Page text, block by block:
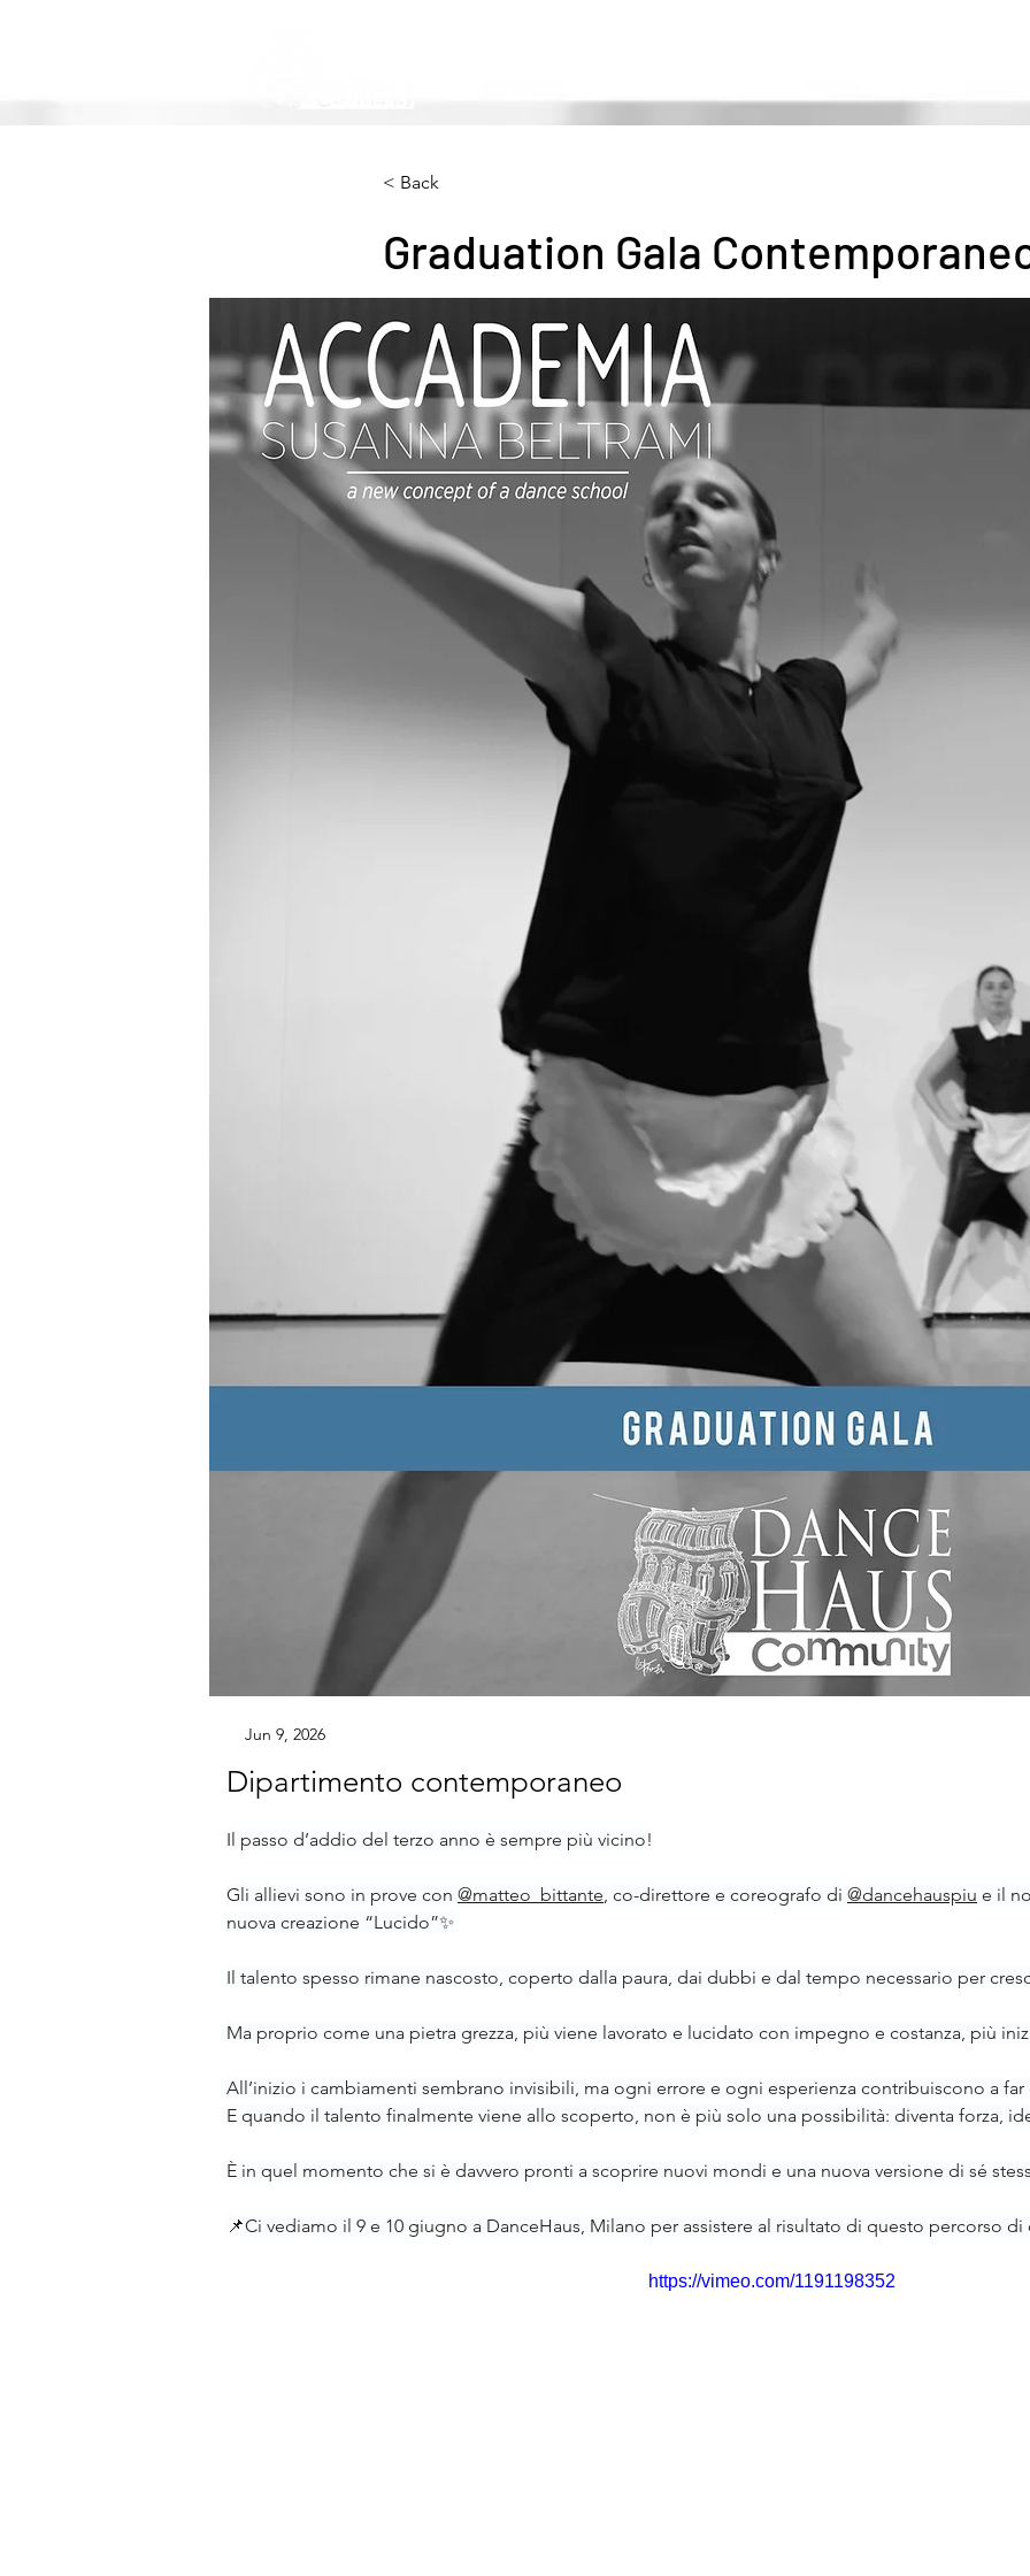
< Back
Graduation Gala
Jun 9, 2026
Dipartimento contemporaneo
Il passo d’addio del terzo anno è sempre più vicino!
Gli allievi sono in prove con @matteo_bittante, co-direttore e coreografo di @dancehauspiu e il
nuova creazione “Lucido”✨
Il talento spesso rimane nascosto, coperto dalla paura, dai dubbi e dal tempo necessario per
Ma proprio come una pietra grezza, più viene lavorato e lucidato con impegno e costanza, più
All’inizio i cambiamenti sembrano invisibili, ma ogni errore e ogni esperienza contribuiscono a
E quando il talento finalmente viene allo scoperto, non è più solo una possibilità: diventa forza,
È in quel momento che si è davvero pronti a scoprire nuovi mondi e una nuova versione di sé
📌Ci vediamo il 9 e 10 giugno a DanceHaus, Milano per assistere al risultato di questo percorso di
https://vimeo.com/1191198352